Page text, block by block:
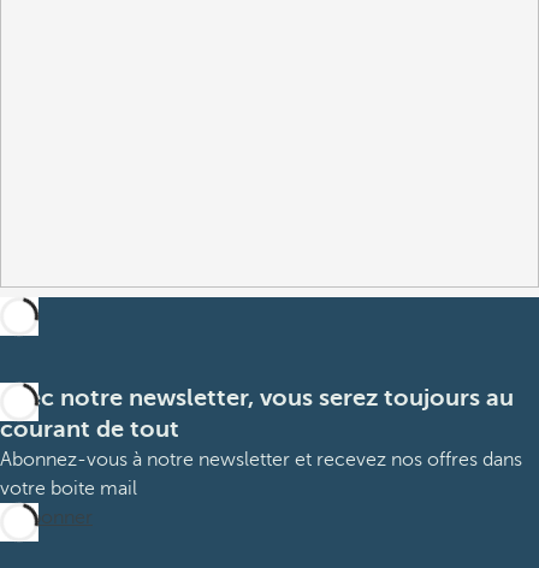
Avec notre newsletter, vous serez toujours au
courant de tout
Abonnez-vous à notre newsletter et recevez nos offres dans
votre boite mail
M’abonner